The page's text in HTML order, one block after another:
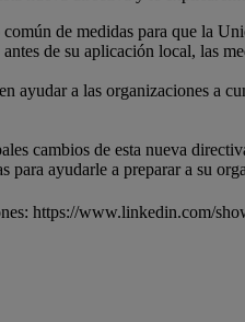
de medidas para que la
de su aplicación local, las
ayudar a las organizaciones a
cambios de esta nueva
ayudarle a preparar a su
https://www.linkedin.com/